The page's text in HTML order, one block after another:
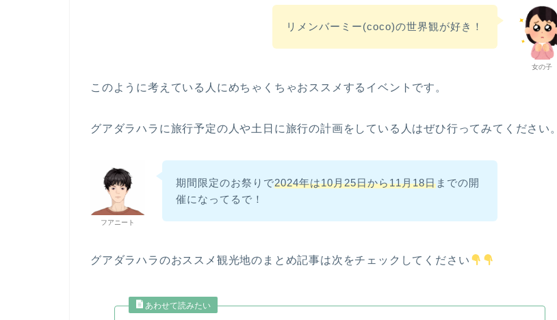
女の子
リメンバーミー(coco)の世界観が好き！
このように考えている人にめちゃくちゃおススメするイベントです。
グアダラハラに旅行予定の人や土日に旅行の計画をしている人はぜひ行ってみてください。
フアニート
期間限定のお祭りで2024年は10月25日から11月18日までの開
催になってるで！
グアダラハラのおススメ観光地のまとめ記事は次をチェックしてください